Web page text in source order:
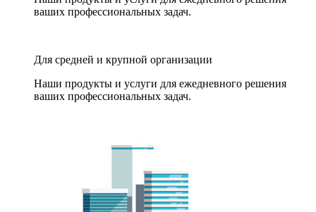
ваших профессиональных задач.
Для средней и крупной организации
Наши продукты и услуги для ежедневного решения
ваших профессиональных задач.